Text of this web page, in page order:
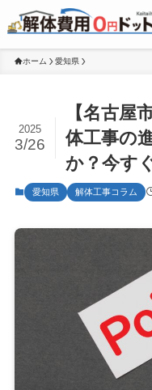
ホーム 愛知県
【名古屋
体工事の
か？今す
2025
3/26
愛知県 解体工事コラム